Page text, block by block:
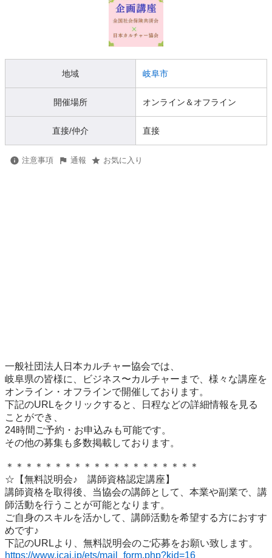
地域 岐阜市
開催場所 オンライン＆オフライン
直接/仲介 直接
注意事項 通報 お気に入り
一般社団法人日本カルチャー協会では、
岐阜県の皆様に、ビジネス〜カルチャーまで、様々な講座を
オンライン・オフラインで開催しております。
下記のURLをクリックすると、日程などの詳細情報を見る
ことができ、
24時間ご予約・お申込みも可能です。
その他の募集も多数掲載しております。
＊＊＊＊＊＊＊＊＊＊＊＊＊＊＊＊＊＊＊＊
☆【無料説明会♪　講師資格認定講座】
講師資格を取得後、当協会の講師として、本業や副業で、講
師活動を行うことが可能となります。
ご自身のスキルを活かして、講師活動を希望する方におすす
めです♪
https://www.jcai.jp/ets/mail_form.php?kid=16